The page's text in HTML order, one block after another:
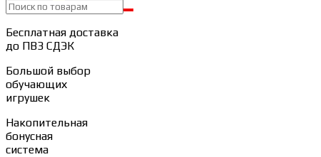
Бесплатная доставка
до ПВЗ СДЭК
Большой выбор
обучающих
игрушек
Накопительная
бонусная
система